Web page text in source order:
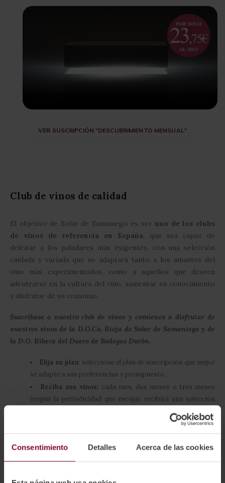
Consentimiento Detalles Acerca de las cookies
VER SUSCRIPCIÓN "DESCUBRIMIENTO MENSUAL"
Club de vinos de calidad
El objetivo de Solar de Samaniego es seruno de los clubs
de vinos de referencia en España, que sea capaz de
deleitar a los paladares más exigentes, con una selección
cuidada y variada que se adaptará tanto a los amantes del
vino más experimentados, como a aquellos que deseen
adentrarse en la cultura del vino, aumentar su conocimiento
y disfrutar de su consumo.
Suscríbase a nuestro club de vinos y comience a disfrutar de
nuestros vinos de la D.O.Ca. Rioja de Solar de Samaniego y de
la D.O. Ribera del Duero de Bodegas Durón.
Elija su plan: seleccione el plan de suscripción que mejor
se adapte a sus preferencias y presupuesto.
Reciba sus vinos: cada mes, dos meses o tres meses
(según la periodicidad que escoja), recibirá una selección
única de vinos cuidadosamente empaquetados y
Explore y Disfrute: descubra nuevos sabores y
comparta con amigos y familiares.